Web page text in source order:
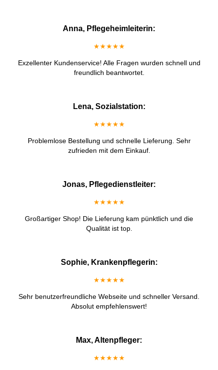
Anna, Pflegeheimleiterin:
★★★★★
Exzellenter Kundenservice! Alle Fragen wurden schnell und
freundlich beantwortet.
Lena, Sozialstation:
★★★★★
Problemlose Bestellung und schnelle Lieferung. Sehr
zufrieden mit dem Einkauf.
Jonas, Pflegedienstleiter:
★★★★★
Großartiger Shop! Die Lieferung kam pünktlich und die
Qualität ist top.
Sophie, Krankenpflegerin:
★★★★★
Sehr benutzerfreundliche Webseite und schneller Versand.
Absolut empfehlenswert!
Max, Altenpfleger:
★★★★★